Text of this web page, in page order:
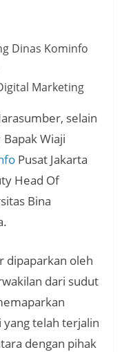
Marketing
selain
Wiaji
Pusat Jakarta
Head Of
Bina
dipaparkan oleh
dari sudut
telah terjalin
dengan pihak